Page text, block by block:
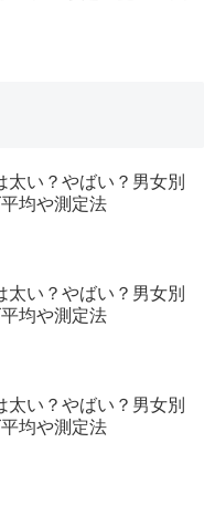
太い？やばい？男女別
均や測定法
太い？やばい？男女別
均や測定法
太い？やばい？男女別
均や測定法